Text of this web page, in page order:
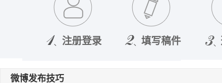
注册登录 填写稿件
微博发布技巧